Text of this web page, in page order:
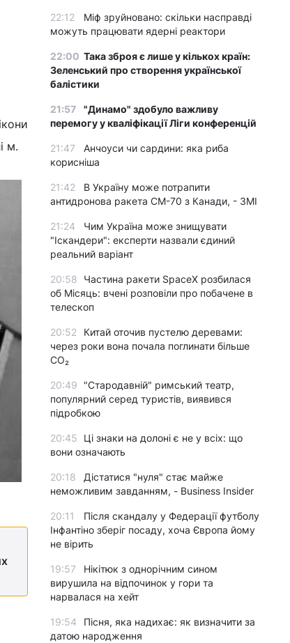
м.
22:12
Міф зруйновано: скільки насправді
можуть працювати ядерні реактори
22:00 Така зброя є лише у кількох країн:
Зеленський про створення української
балістики
21:57
"Динамо" здобуло важливу
перемогу у кваліфікації Ліги конференцій
21:47
Анчоуси чи сардини: яка риба
корисніша
21:42
В Україну може потрапити
антидронова ракета CM-70 з Канади, - ЗМІ
21:24
Чим Україна може знищувати
"Іскандери": експерти назвали єдиний
реальний варіант
20:58
Частина ракети SpaceX розбилася
об Місяць: вчені розповіли про побачене в
телескоп
20:52
Китай оточив пустелю деревами:
через роки вона почала поглинати більше
CO₂
20:49
"Стародавній" римський театр,
популярний серед туристів, виявився
підробкою
20:45
Ці знаки на долоні є не у всіх: що
вони означають
20:18
Дістатися "нуля" стає майже
неможливим завданням, - Business Insider
20:11
Після скандалу у Федерації футболу
Інфантіно зберіг посаду, хоча Європа йому
не вірить
19:57
Нікітюк з однорічним сином
вирушила на відпочинок у гори та
нарвалася на хейт
19:54
Пісня, яка надихає: як визначити за
датою народження